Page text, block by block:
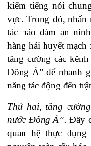
kiếm tiếng nói
vực. Trong đó, nhấn
tác bảo đảm an
hàng hải huyết
tăng cường các
Đông Á” để nhanh
năng tác động đến
Thứ hai, tăng
nước Đông Á”. Đây
quan hệ thực